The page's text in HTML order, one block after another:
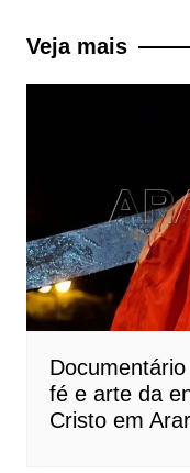
Post
Veja mais
fé e arte da
Cristo em